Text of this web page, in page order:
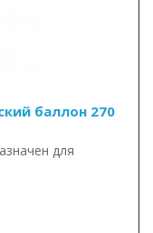
баллон 270
для